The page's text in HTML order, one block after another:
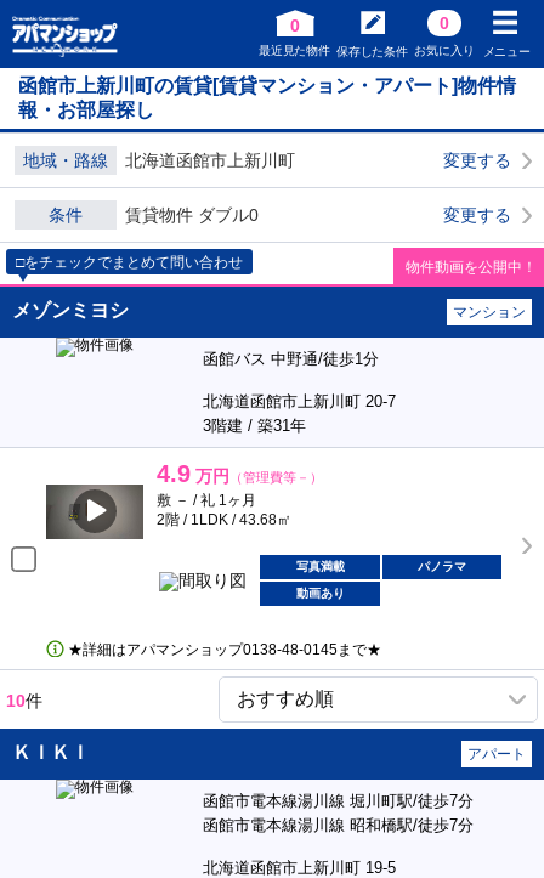
0
最近見た物件 保存した条件
0
お気に入り メニュー
函館市上新川町の賃貸[賃貸マンション・アパート]物件情
報・お部屋探し
地域・路線 北海道函館市上新川町 変更する
条件 賃貸物件 ダブル0 変更する
□をチェックでまとめて問い合わせ 物件動画を公開中！
メゾンミヨシ マンション
函館バス 中野通/徒歩1分
北海道函館市上新川町 20-7
3階建 / 築31年
4.9 万円 （管理費等－）
敷 － / 礼 1ヶ月
2階 / 1LDK / 43.68㎡
写真満載
パノラマ
動画あり
★詳細はアパマンショップ0138‐48‐0145まで★
10件
ＫＩＫＩ アパート
函館市電本線湯川線 堀川町駅/徒歩7分
函館市電本線湯川線 昭和橋駅/徒歩7分
北海道函館市上新川町 19-5